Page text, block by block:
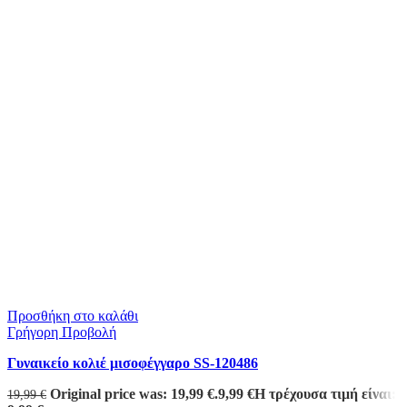
Προσθήκη στο καλάθι
Γρήγορη Προβολή
Γυναικείο κολιέ μισοφέγγαρο SS-120486
19,99€ Original price was: 19,99 €.9,99 €Η τρέχουσα τιμή είναι: